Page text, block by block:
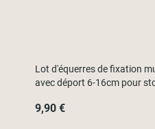
Lot d'équerres de fixation
avec déport 6-16cm pour
9,90 €